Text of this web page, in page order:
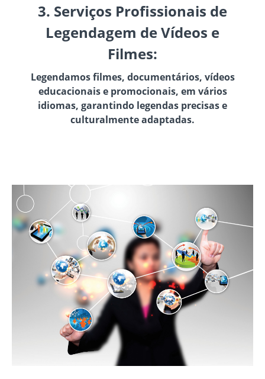
3. Serviços Profissionais de
Legendagem de Vídeos e
Filmes:
Legendamos filmes, documentários, vídeos
educacionais e promocionais, em vários
idiomas, garantindo legendas precisas e
culturalmente adaptadas.